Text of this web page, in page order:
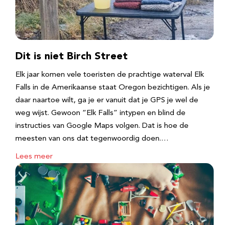
Dit is niet Birch Street
Elk jaar komen vele toeristen de prachtige waterval Elk
Falls in de Amerikaanse staat Oregon bezichtigen. Als je
daar naartoe wilt, ga je er vanuit dat je GPS je wel de
weg wijst. Gewoon “Elk Falls” intypen en blind de
instructies van Google Maps volgen. Dat is hoe de
meesten van ons dat tegenwoordig doen.…
Lees meer